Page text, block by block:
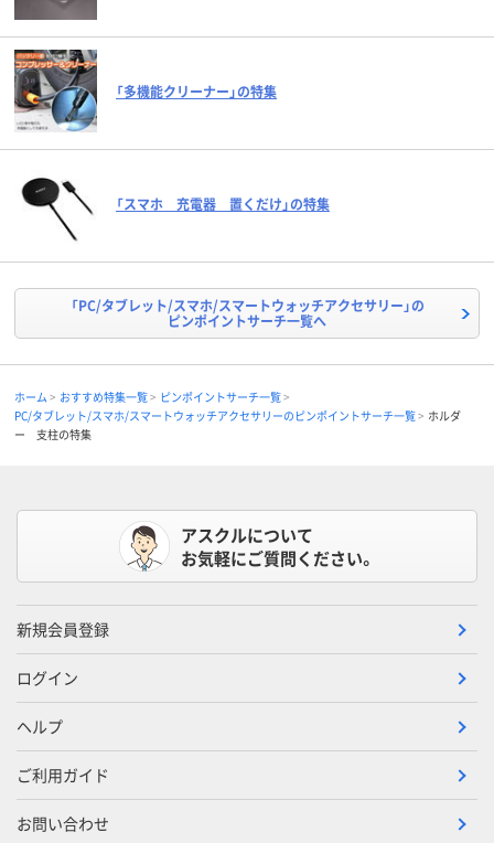
「多機能クリーナー」の特集
「スマホ 充電器 置くだけ」の特集
「PC/タブレット/スマホ/スマートウォッチアクセサリー」の
ピンポイントサーチ一覧へ
ホーム おすすめ特集一覧
ピンポイントサーチ一覧
PC/タブレット/スマホ/スマートウォッチアクセサリーのピンポイントサーチ一覧
ホルダ
ー 支柱の特集
アスクルについて
お気軽にご質問ください。
新規会員登録
ログイン
ヘルプ
ご利用ガイド
お問い合わせ